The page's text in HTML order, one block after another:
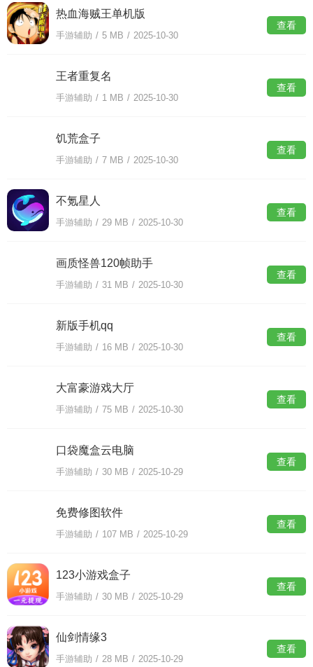
热血海贼王单机版
手游辅助 / 5 MB / 2025-10-30
查看
王者重复名
手游辅助 / 1 MB / 2025-10-30
查看
饥荒盒子
手游辅助 / 7 MB / 2025-10-30
查看
不氪星人
手游辅助 / 29 MB / 2025-10-30
查看
画质怪兽120帧助手
手游辅助 / 31 MB / 2025-10-30
查看
新版手机qq
手游辅助 / 16 MB / 2025-10-30
查看
大富豪游戏大厅
手游辅助 / 75 MB / 2025-10-30
查看
口袋魔盒云电脑
手游辅助 / 30 MB / 2025-10-29
查看
免费修图软件
手游辅助 / 107 MB / 2025-10-29
查看
123小游戏盒子
手游辅助 / 30 MB / 2025-10-29
查看
仙剑情缘3
手游辅助 / 28 MB / 2025-10-29
查看